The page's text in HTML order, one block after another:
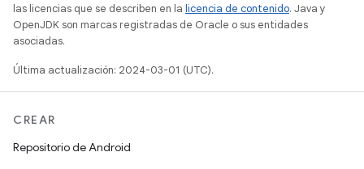
las licencias que se describen en la licencia de contenido. Java y
OpenJDK son marcas registradas de Oracle o sus entidades
asociadas.
Última actualización: 2024-03-01 (UTC).
CREAR
Repositorio de Android